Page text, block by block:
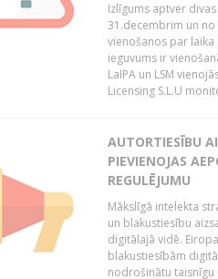
Izlīgums aptver
31.decembrim un no
vienošanos par
ieguvums ir
LaIPA un LSM
Licensing S.L.U
AUTORTIESĪBU
PIEVIENOJAS
REGULĒJUMU
Mākslīgā intelekta
un blakustiesību
digitālajā vidē.
blakustiesībām
nodrošinātu taisnīgu